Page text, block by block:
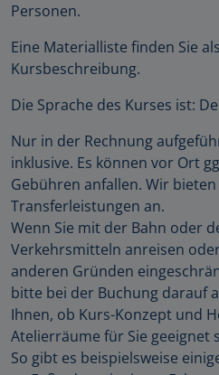
Personen.
Eine Materialliste finden Sie
Kursbeschreibung.
Die Sprache des Kurses ist:
Nur in der Rechnung
inklusive. Es können vor Ort
Gebühren anfallen. Wir
Transferleistungen an.
Wenn Sie mit der Bahn oder
Verkehrsmitteln anreisen
anderen Gründen
bitte bei der Buchung darauf
Ihnen, ob Kurs-Konzept und
Atelierräume für Sie geeignet
So gibt es beispielsweise